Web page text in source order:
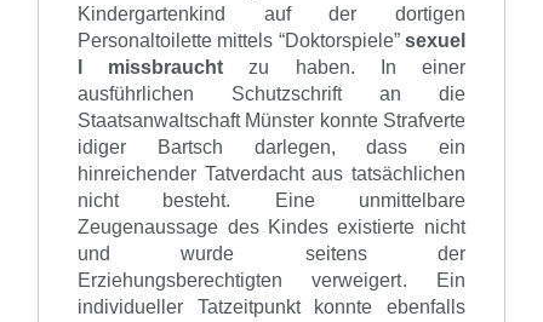
Kindergartenkind auf der dortigen
Personaltoilette mitte ls “Doktorspiele” sexuel
missbraucht zu haben.
In einer
ausführlichen Schutzschrift an die
Staatsanwaltschaft Münster konnte Strafverte
idiger
Bartsch
darlegen, dass ein
hinreichender Tatverdacht aus tatsächlichen
nicht besteht.
Eine unmittelbare
Zeugenaussage des Kindes existierte nicht
und wurde seitens der
Erziehungsberechtigten verweigert.
Ein
individueller Tatzeitpunkt konnte ebenfalls